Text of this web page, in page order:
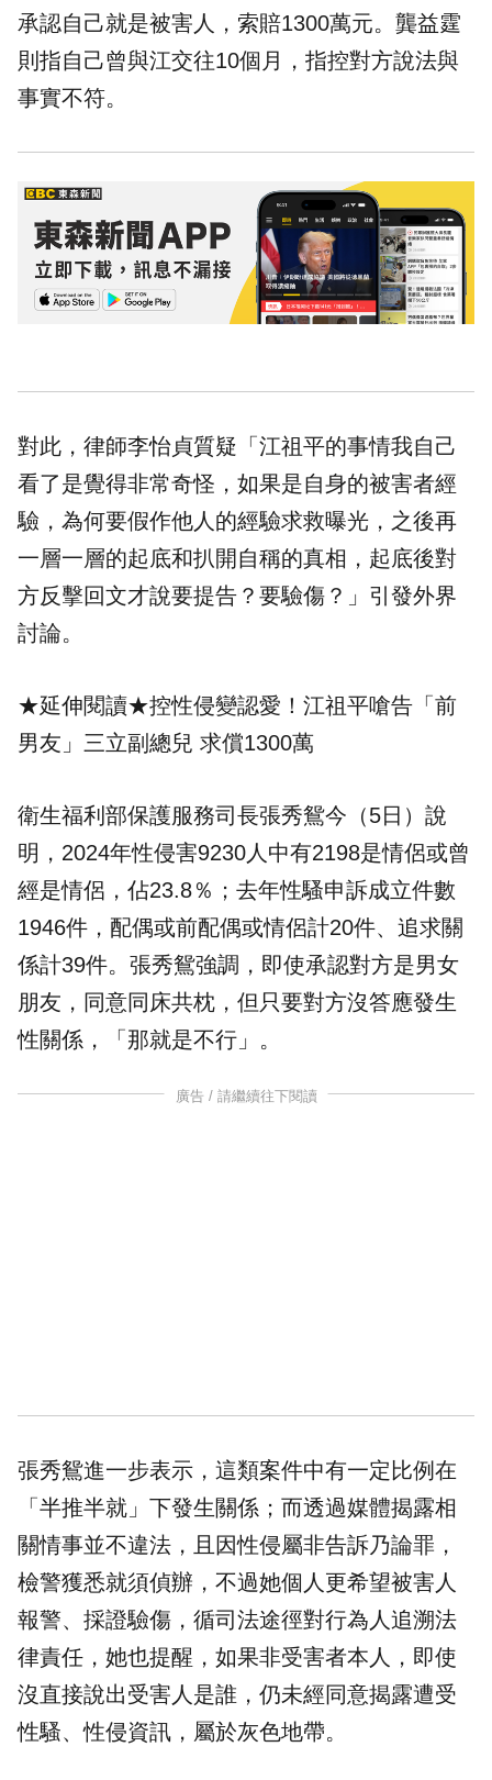
承認自己就是被害人，索賠1300萬元。龔益霆
則指自己曾與江交往10個月，指控對方說法與
事實不符。
對此，律師李怡貞質疑「江祖平的事情我自己
看了是覺得非常奇怪，如果是自身的被害者經
驗，為何要假作他人的經驗求救曝光，之後再
一層一層的起底和扒開自稱的真相，起底後對
方反擊回文才說要提告？要驗傷？」引發外界
討論。
★延伸閱讀★控性侵變認愛！江祖平嗆告「前
男友」三立副總兒 求償1300萬
衛生福利部保護服務司長張秀鴛今（5日）說
明，2024年性侵害9230人中有2198是情侶或曾
經是情侶，佔23.8％；去年性騷申訴成立件數
1946件，配偶或前配偶或情侶計20件、追求關
係計39件。張秀鴛強調，即使承認對方是男女
朋友，同意同床共枕，但只要對方沒答應發生
性關係，「那就是不行」。
廣告 / 請繼續往下閱讀
張秀鴛進一步表示，這類案件中有一定比例在
「半推半就」下發生關係；而透過媒體揭露相
關情事並不違法，且因性侵屬非告訴乃論罪，
檢警獲悉就須偵辦，不過她個人更希望被害人
報警、採證驗傷，循司法途徑對行為人追溯法
律責任，她也提醒，如果非受害者本人，即使
沒直接說出受害人是誰，仍未經同意揭露遭受
性騷、性侵資訊，屬於灰色地帶。